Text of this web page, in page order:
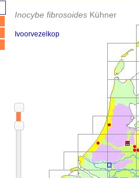
Inocybe fibrosoides Kühner
Ivoorvezelkop